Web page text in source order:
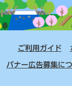
ご利用ガイド
バナー広告募集に